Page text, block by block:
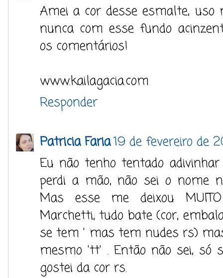
Amei a cor desse esmalte,
nunca com esse fundo
os comentários!
www.kailagacia.com
Responder
Patricia Faria19 de fevereiro de
Eu não tenho tentado
perdi a mão, não sei o nome
Mas esse me deixou
Marchetti, tudo bate (cor,
se tem ' mas tem nudes rs)
mesmo 'tt' . Então não sei, só
gostei da cor rs.